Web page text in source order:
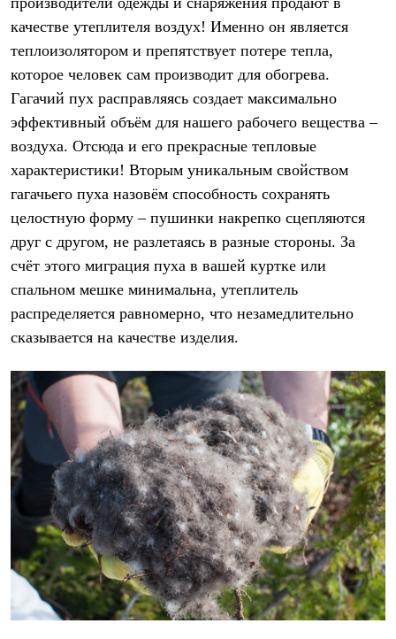
Термобелье
Теплое термобелье
Легкое термобелье
Флисовая одежда
Куртки
Детская одежда
Утепленная пухом
Комбинезоны
Куртки
Брюки
Утепленная синтетикой
Комбинезоны
Куртки
Брюки
Футболки
Толстовки
Софтшелл одежда
Флисовая одежда
Куртки
Брюки
Жилеты
Комбинезоны
Термобелье
Комплект термобелья
Снаряжение
Палатки и тенты
Палатки
Тенты
Аксессуары для палаток
Рюкзаки
Экспедиционные
Легкоходные
качестве утеплителя воздух! Именно он является
теплоизолятором и препятствует потере тепла,
которое человек сам производит для обогрева.
Гагачий пух расправляясь создает максимально
эффективный объём для нашего рабочего вещества –
воздуха. Отсюда и его прекрасные тепловые
характеристики! Вторым уникальным свойством
гагачьего пуха назовём способность сохранять
целостную форму – пушинки накрепко сцепляются
друг с другом, не разлетаясь в разные стороны. За
счёт этого миграция пуха в вашей куртке или
спальном мешке минимальна, утеплитель
распределяется равномерно, что незамедлительно
сказывается на качестве изделия.